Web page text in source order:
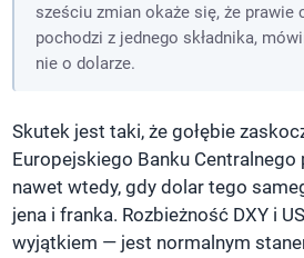
sześciu zmian okaże się, że prawie
pochodzi z jednego składnika,
nie o dolarze.
Skutek jest taki, że gołębie
Europejskiego Banku
nawet wtedy, gdy dolar tego
jena i franka. Rozbieżność DXY i
wyjątkiem — jest normalnym